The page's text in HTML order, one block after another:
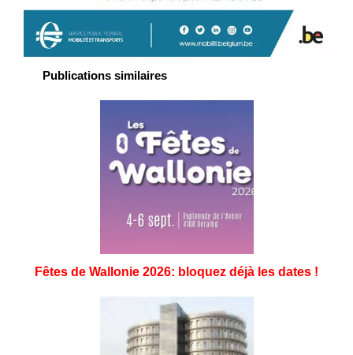
Publications similaires
Fêtes de Wallonie 2026: bloquez déjà les dates !